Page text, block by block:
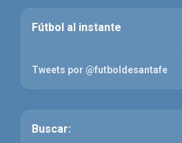
Fútbol al instante
Tweets por @futboldesantafe
Buscar: